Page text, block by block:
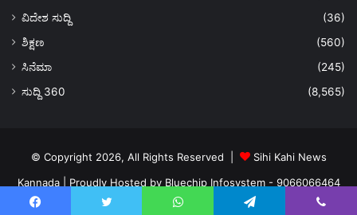
ವಿದೇಶ ಸುದ್ದಿ
(36)
ಶಿಕ್ಷಣ
(560)
ಸಿನೆಮಾ
(245)
ಸುದ್ದಿ 360
(8,565)
© Copyright 2026, All Rights Reserved |
Sihi Kahi News
Kannada| Proudly Hosted by Bluechip Infosystem - 9066066464
About US
Privacy Policy Ads Policy Terms and Conditions